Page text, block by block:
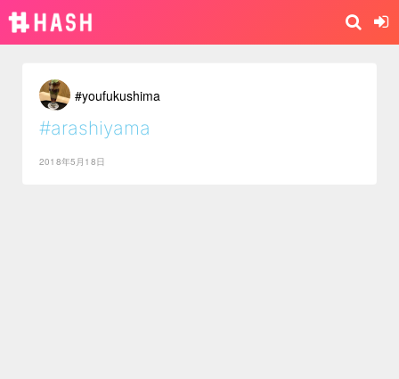
#youfukushima
#arashiyama
2018年5月18日